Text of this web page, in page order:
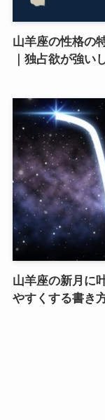
山羊座の性格の
｜独占欲が強い
山羊座の新月に
やすくする書き